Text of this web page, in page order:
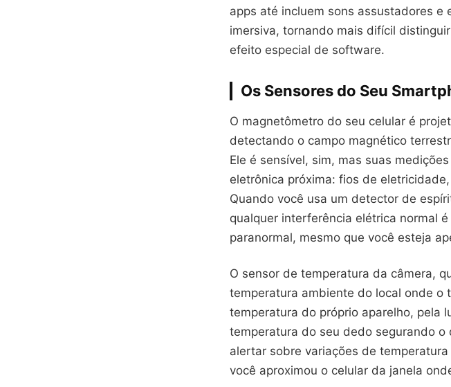
apps até incluem sons assustadores e
imersiva, tornando mais difícil
efeito especial de software.
Os Sensores do Seu
O magnetômetro do seu celular é
detectando o campo magnético
Ele é sensível, sim, mas suas
eletrônica próxima: fios de
Quando você usa um detector de
qualquer interferência elétrica normal
paranormal, mesmo que você esteja
O sensor de temperatura da câmera,
temperatura ambiente do local onde o
temperatura do próprio aparelho, pela
temperatura do seu dedo segurando
alertar sobre variações de
você aproximou o celular da janela